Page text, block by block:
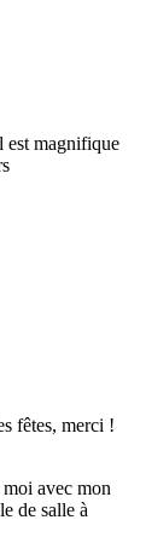
est magnifique
fêtes, merci !
avec mon
de salle à